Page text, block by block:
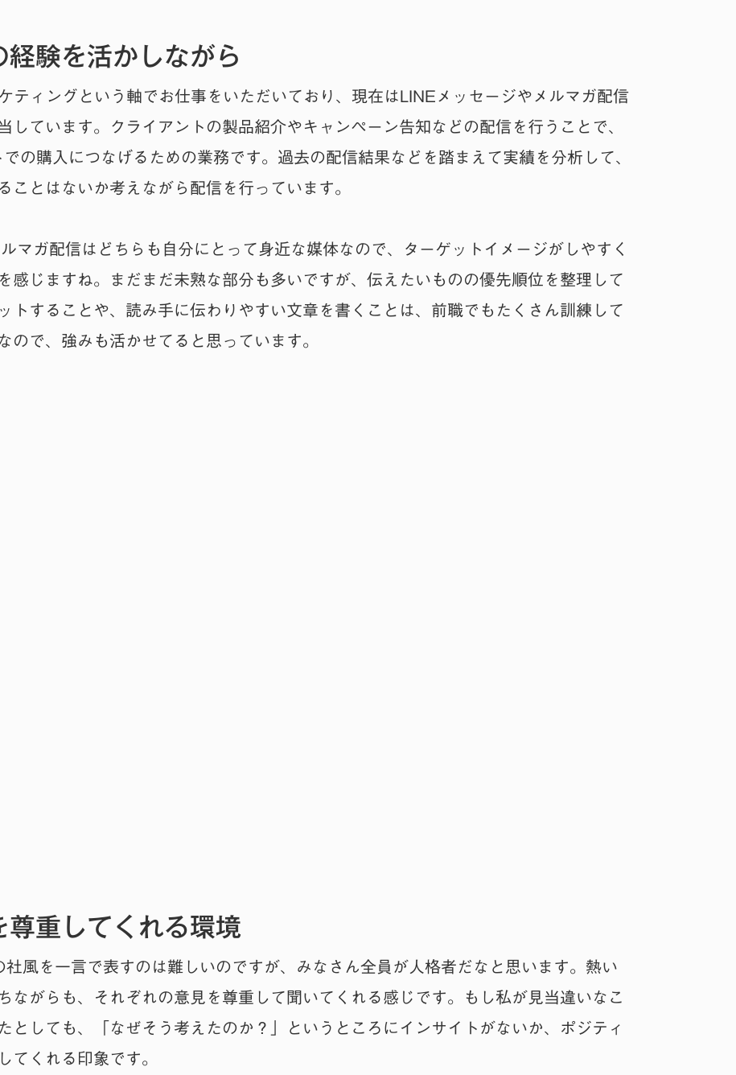
験を活かしながら
ティングという軸でお仕事をいただいており、現在はLINEメッセージやメルマガ配信
しています。クライアントの製品紹介やキャンペーン告知などの配信を行うことで、
の購入につなげるための業務です。過去の配信結果などを踏まえて実績を分析して、
ことはないか考えながら配信を行っています。
マガ配信はどちらも自分にとって身近な媒体なので、ターゲットイメージがしやすく
感じますね。まだまだ未熟な部分も多いですが、伝えたいものの優先順位を整理して
トすることや、読み手に伝わりやすい文章を書くことは、前職でもたくさん訓練して
ので、強みも活かせてると思っています。
重してくれる環境
風を一言で表すのは難しいのですが、みなさん全員が人格者だなと思います。熱い
ながらも、それぞれの意見を尊重して聞いてくれる感じです。もし私が見当違いなこ
としても、「なぜそう考えたのか？」というところにインサイトがないか、ポジティ
てくれる印象です。